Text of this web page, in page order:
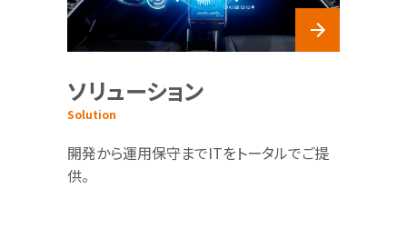
ソリューション
Solution
開発から運用保守までITをトータルでご提
供。